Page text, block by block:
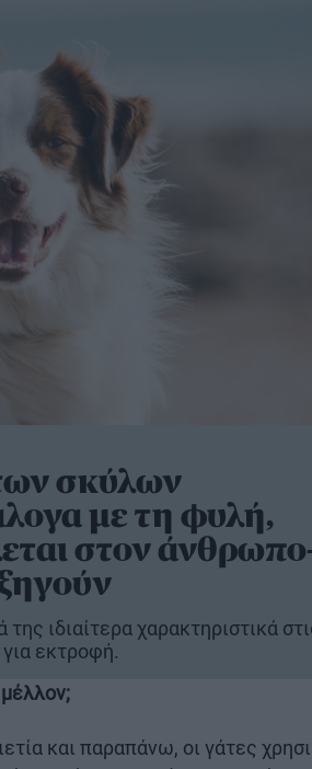
σκύλων
με τη φυλή,
στον
ιδιαίτερα χαρακτηριστικά
εκτροφή.
και παραπάνω, οι γάτες